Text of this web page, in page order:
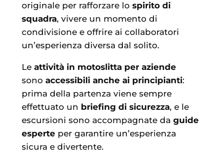
originale per rafforzare lo spirito di
squadra, vivere un momento di
condivisione e offrire ai collaboratori
un’esperienza diversa dal solito.
Le attività in motoslitta per aziende
sono accessibili anche ai principianti:
prima della partenza viene sempre
effettuato un briefing di sicurezza, e le
escursioni sono accompagnate da guide
esperteper garantire un’esperienza
sicura e divertente.